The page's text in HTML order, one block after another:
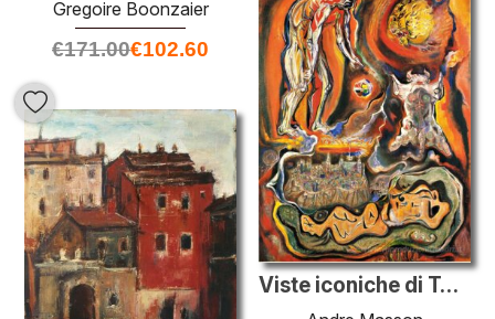
Gregoire Boonzaier
€171.00€102.60
Viste iconiche di Toledo